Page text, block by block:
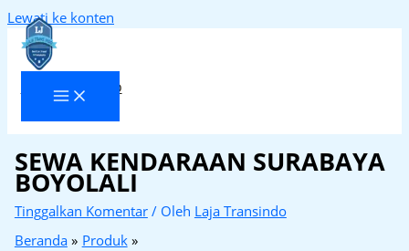
Lewati ke konten
Laja Transindo
SEWA KENDARAAN SURABAYA
BOYOLALI
Tinggalkan Komentar / Oleh Laja Transindo
Beranda
Produk